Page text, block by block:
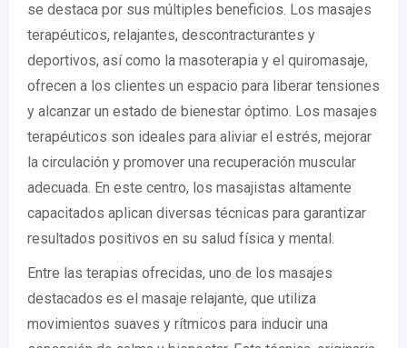
se destaca por sus múltiples beneficios. Los masajes
terapéuticos, relajantes, descontracturantes y
deportivos, así como la masoterapia y el quiromasaje,
ofrecen a los clientes un espacio para liberar tensiones
y alcanzar un estado de bienestar óptimo. Los masajes
terapéuticos son ideales para aliviar el estrés, mejorar
la circulación y promover una recuperación muscular
adecuada. En este centro, los masajistas altamente
capacitados aplican diversas técnicas para garantizar
resultados positivos en su salud física y mental.
Entre las terapias ofrecidas, uno de los masajes
destacados es el masaje relajante, que utiliza
movimientos suaves y rítmicos para inducir una